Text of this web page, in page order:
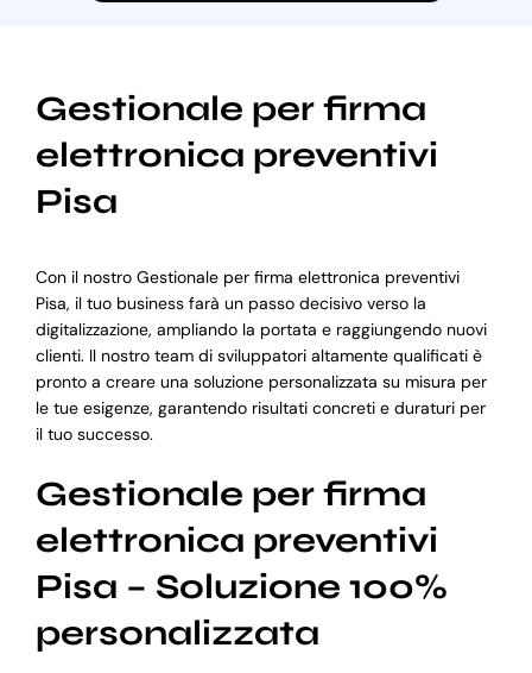
Gestionale per firma
elettronica preventivi
Pisa
Con il nostro Gestionale per firma elettronica preventivi
Pisa, il tuo business farà un passo decisivo verso la
digitalizzazione, ampliando la portata e raggiungendo nuovi
clienti. Il nostro team di sviluppatori altamente qualificati è
pronto a creare una soluzione personalizzata su misura per
le tue esigenze, garantendo risultati concreti e duraturi per
il tuo successo.
Gestionale per firma
elettronica preventivi
Pisa – Soluzione 100%
personalizzata